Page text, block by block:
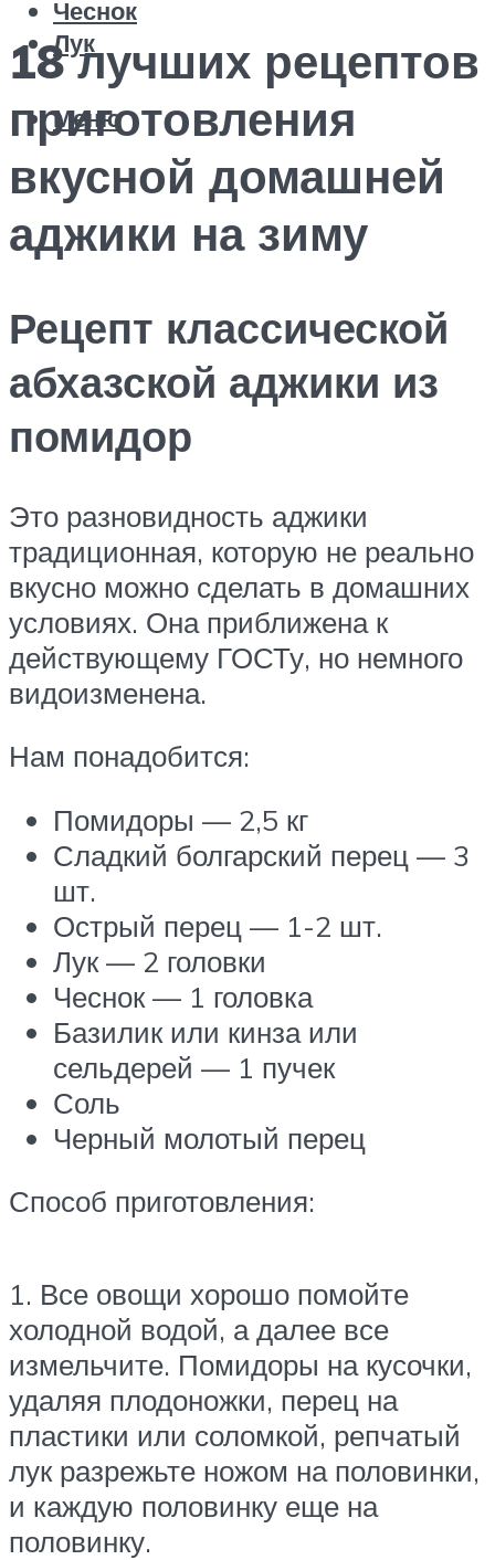
Чеснок
Лук
Меню
18 лучших рецептов
приготовления
вкусной домашней
аджики на зиму
Рецепт классической
абхазской аджики из
помидор
Это разновидность аджики
традиционная, которую не реально
вкусно можно сделать в домашних
условиях. Она приближена к
действующему ГОСТу, но немного
видоизменена.
Нам понадобится:
Помидоры — 2,5 кг
Сладкий болгарский перец — 3
шт.
Острый перец — 1-2 шт.
Лук — 2 головки
Чеснок — 1 головка
Базилик или кинза или
сельдерей — 1 пучек
Соль
Черный молотый перец
Способ приготовления:
1. Все овощи хорошо помойте
холодной водой, а далее все
измельчите. Помидоры на кусочки,
удаляя плодоножки, перец на
пластики или соломкой, репчатый
лук разрежьте ножом на половинки,
и каждую половинку еще на
половинку.